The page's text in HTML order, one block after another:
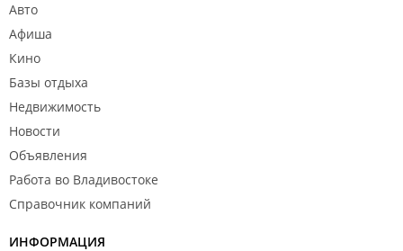
Авто
Афиша
Кино
Базы отдыха
Недвижимость
Новости
Объявления
Работа во Владивостоке
Справочник компаний
ИНФОРМАЦИЯ